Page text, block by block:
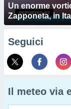
Un enorme
Zapponeta, in
Seguici
Il meteo via